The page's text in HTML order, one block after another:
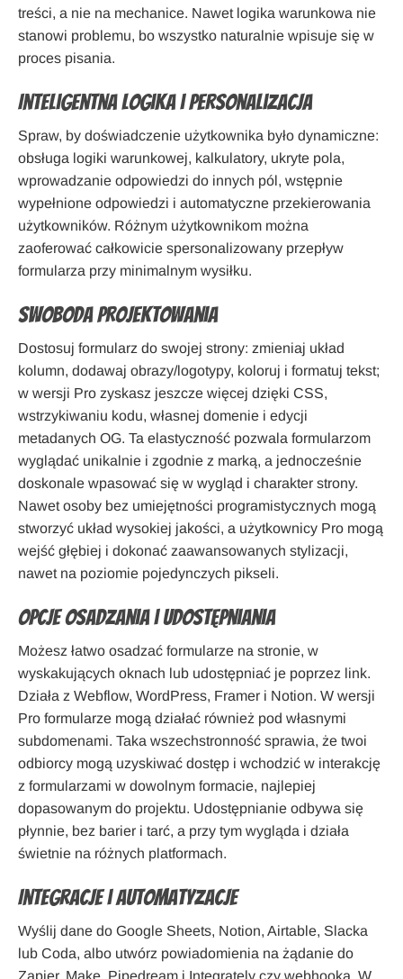
treści, a nie na mechanice. Nawet logika warunkowa nie
stanowi problemu, bo wszystko naturalnie wpisuje się w
proces pisania.
Inteligentna logika i personalizacja
Spraw, by doświadczenie użytkownika było dynamiczne:
obsługa logiki warunkowej, kalkulatory, ukryte pola,
wprowadzanie odpowiedzi do innych pól, wstępnie
wypełnione odpowiedzi i automatyczne przekierowania
użytkowników. Różnym użytkownikom można
zaoferować całkowicie spersonalizowany przepływ
formularza przy minimalnym wysiłku.
Swoboda projektowania
Dostosuj formularz do swojej strony: zmieniaj układ
kolumn, dodawaj obrazy/logotypy, koloruj i formatuj tekst;
w wersji Pro zyskasz jeszcze więcej dzięki CSS,
wstrzykiwaniu kodu, własnej domenie i edycji
metadanych OG. Ta elastyczność pozwala formularzom
wyglądać unikalnie i zgodnie z marką, a jednocześnie
doskonale wpasować się w wygląd i charakter strony.
Nawet osoby bez umiejętności programistycznych mogą
stworzyć układ wysokiej jakości, a użytkownicy Pro mogą
wejść głębiej i dokonać zaawansowanych stylizacji,
nawet na poziomie pojedynczych pikseli.
Opcje osadzania i udostępniania
Możesz łatwo osadzać formularze na stronie, w
wyskakujących oknach lub udostępniać je poprzez link.
Działa z Webflow, WordPress, Framer i Notion. W wersji
Pro formularze mogą działać również pod własnymi
subdomenami. Taka wszechstronność sprawia, że twoi
odbiorcy mogą uzyskiwać dostęp i wchodzić w interakcję
z formularzami w dowolnym formacie, najlepiej
dopasowanym do projektu. Udostępnianie odbywa się
płynnie, bez barier i tarć, a przy tym wygląda i działa
świetnie na różnych platformach.
Integracje i automatyzacje
Wyślij dane do Google Sheets, Notion, Airtable, Slacka
lub Coda, albo utwórz powiadomienia na żądanie do
Zapier, Make, Pipedream i Integrately czy webhooka. W